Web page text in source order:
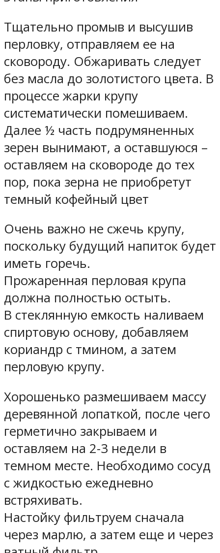
Тщательно промыв и высушив
перловку, отправляем ее на
сковороду. Обжаривать следует
без масла до золотистого цвета. В
процессе жарки крупу
систематически помешиваем.
Далее ½ часть подрумяненных
зерен вынимают, а оставшуюся –
оставляем на сковороде до тех
пор, пока зерна не приобретут
темный кофейный цвет
Очень важно не сжечь крупу,
поскольку будущий напиток будет
иметь горечь.
Прожаренная перловая крупа
должна полностью остыть.
В стеклянную емкость наливаем
спиртовую основу, добавляем
кориандр с тмином, а затем
перловую крупу.
Хорошенько размешиваем массу
деревянной лопаткой, после чего
герметично закрываем и
оставляем на 2-3 недели в
темном месте. Необходимо сосуд
с жидкостью ежедневно
встряхивать.
Настойку фильтруем сначала
через марлю, а затем еще и через